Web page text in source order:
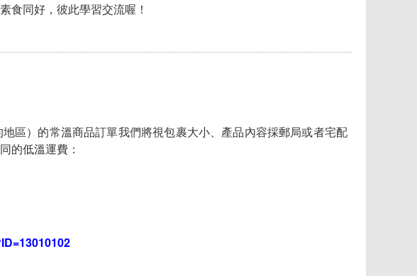
食同好，彼此學習交流喔！
區）的常溫商品訂單我們將視包裹大小、產品內容採郵局或者宅配
的低溫運費：